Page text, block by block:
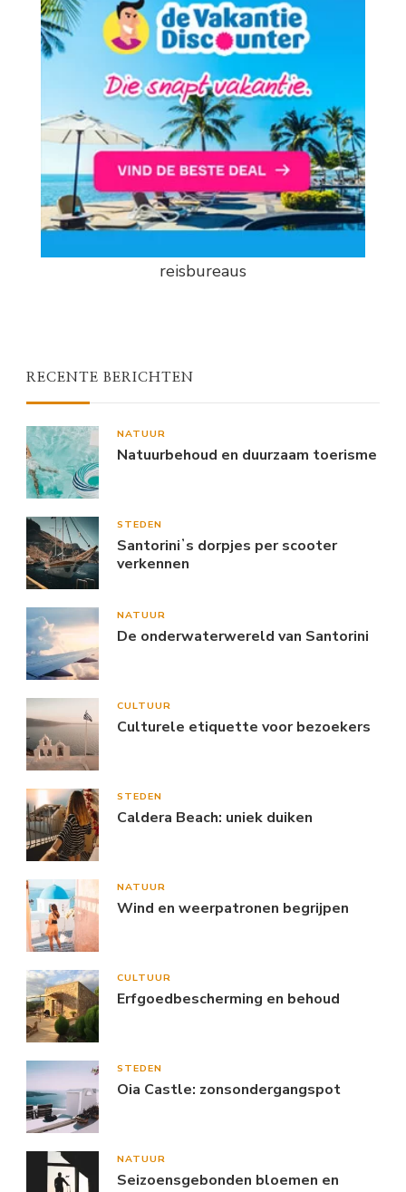
reisbureaus
RECENTE BERICHTEN
NATUUR
Natuurbehoud en duurzaam toerisme
STEDEN
Santoriniʼs dorpjes per scooter
verkennen
NATUUR
De onderwaterwereld van Santorini
CULTUUR
Culturele etiquette voor bezoekers
STEDEN
Caldera Beach: uniek duiken
NATUUR
Wind en weerpatronen begrijpen
CULTUUR
Erfgoedbescherming en behoud
STEDEN
Oia Castle: zonsondergangspot
NATUUR
Seizoensgebonden bloemen en